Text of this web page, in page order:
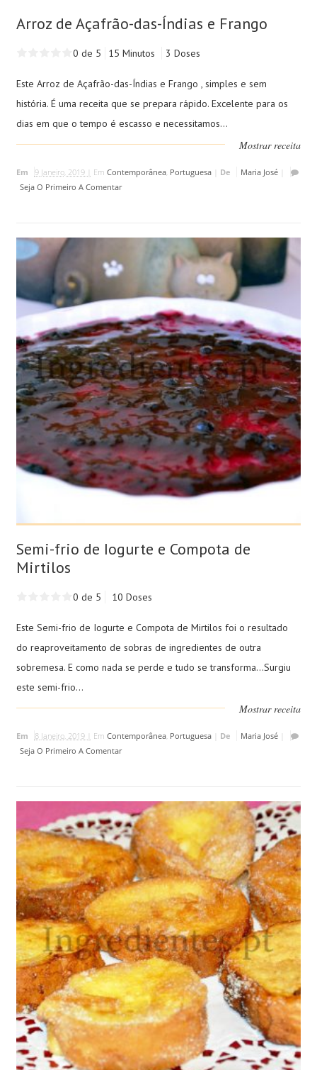
Arroz de Açafrão-das-Índias e Frango
0 de 5 15 Minutos 3 Doses
Este Arroz de Açafrão-das-Índias e Frango , simples e sem
história. É uma receita que se prepara rápido. Excelente para os
dias em que o tempo é escasso e necessitamos...
Mostrar receita
Em 9 Janeiro, 2019 | Em Contemporânea, Portuguesa| De Maria José|
Seja O Primeiro A Comentar
Semi-frio de Iogurte e Compota de
Mirtilos
0 de 5 10 Doses
Este Semi-frio de Iogurte e Compota de Mirtilos foi o resultado
do reaproveitamento de sobras de ingredientes de outra
sobremesa. E como nada se perde e tudo se transforma...Surgiu
este semi-frio...
Mostrar receita
Em 8 Janeiro, 2019 | Em Contemporânea, Portuguesa| De Maria José|
Seja O Primeiro A Comentar